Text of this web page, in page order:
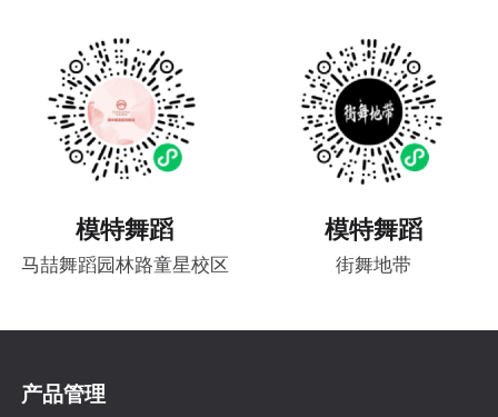
模特舞蹈
马喆舞蹈园林路童星校区
模特舞蹈
街舞地带
产品管理